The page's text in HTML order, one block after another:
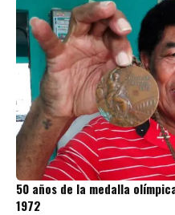
50 años de la medalla
1972